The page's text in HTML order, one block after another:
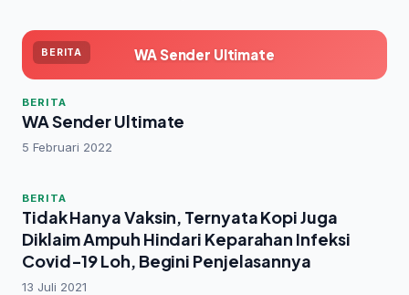
BERITA WA Sender Ultimate
BERITA
WA Sender Ultimate
5 Februari 2022
BERITA
Tidak Hanya Vaksin, Ternyata Kopi Juga
Diklaim Ampuh Hindari Keparahan Infeksi
Covid-19 Loh, Begini Penjelasannya
13 Juli 2021